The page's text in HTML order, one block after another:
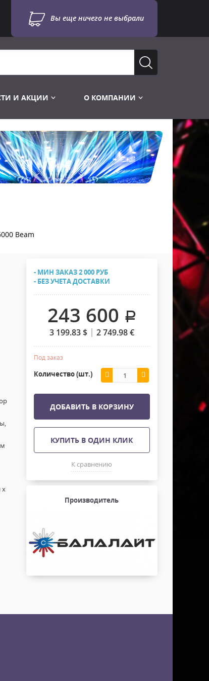
Вы еще ничего не выбрали
Лампы UV TUV HNS
Лампы видеопроекторные
Инструменты
Готовые комплекты
Конструктор МИКРОСЦЕНА
Лебёдки и Аксессуары
Хомуты Кронштейны Страховка
Защитные чехлы и Кейсы
Лежачий полицейский ИДН
И АКЦИИ О КОМПАНИИ
Beam
х
- МИН ЗАКАЗ 2 000 РУБ
- БЕЗ УЧЕТА ДОСТАВКИ
243 600 .
3 199.83$ 2 749.98€
Под заказ
Количество (шт.)
ДОБАВИТЬ В КОРЗИНУ
КУПИТЬ В ОДИН КЛИК
К сравнению
Производитель